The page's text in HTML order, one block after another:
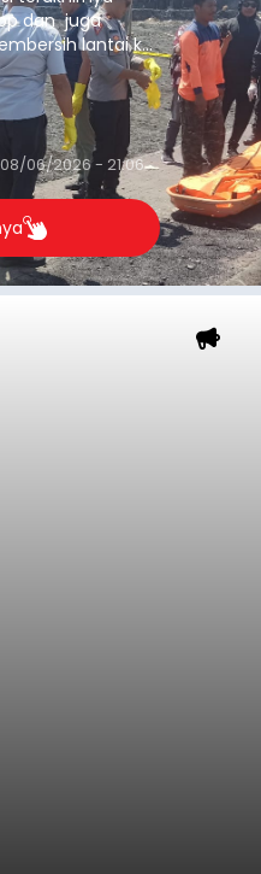
dan juga
lantai ke
06/2026 - 21:06